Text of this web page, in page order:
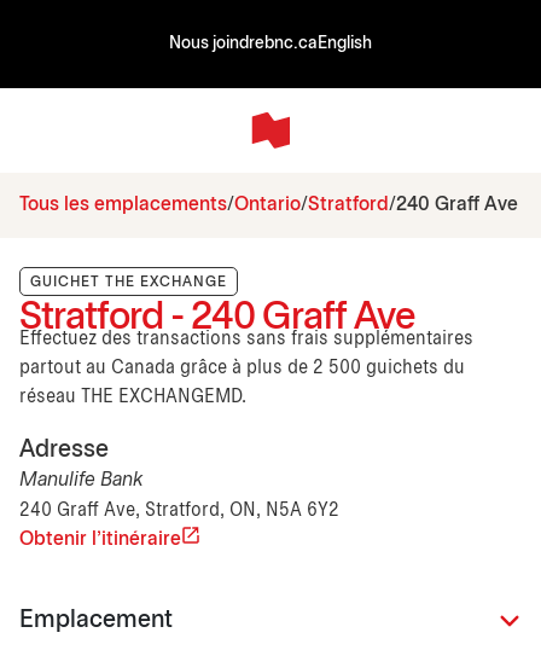
Nous joindrebnc.ca English
Tous les emplacements Ontario Stratford 240 Graff Ave
GUICHET THE EXCHANGE
Stratford - 240 Graff Ave
Effectuez des transactions sans frais supplémentaires
partout au Canada grâce à plus de 2 500 guichets du
réseau THE EXCHANGEMD.
Adresse
Manulife Bank
240 Graff Ave, Stratford, ON, N5A 6Y2
Obtenir l'itinéraire
Emplacement